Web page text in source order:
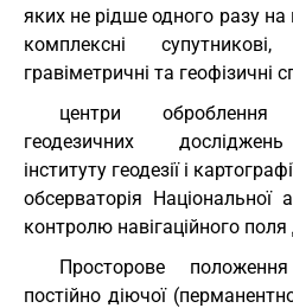
яких не рідше одного разу на
комплексні супутникові,
гравіметричні та геофізичні
центри оброблення
геодезичних
інституту геодезії і
обсерваторія
контролю навігаційного
Просторове
постійно діючої